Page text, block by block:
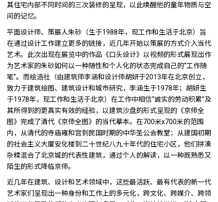
其住宅内部不同时间的三次装修的呈现，以此唤醒他的童年物质与空
间的记忆。
平面设计师、策展人朱砂（生于1988年，现工作和生活于北京）旨
在通过设计工作建立更多的链接，近几年开始以策展的方式介入当代
艺术。此次出现在展览中的作品《口头设计》以视频的形式展现出作
为艺术家的朱砂如何以一种随性和个人化的状态完成自己的“工作随
笔”。而绘造社（由建筑师李涵和设计师胡妍于2013年在北京创立，
致力于建筑绘图、建筑设计和城市研究，李涵生于1978年；胡妍生
于1978年，现工作和生活于北京）在工作中相信“诚实的劳动积累”及
其所得到的更真实有效的经验，以建筑沙盘的形式呈现的《京师全
图》完成了清代《京师全图》的当代摹本。在700米x700米的范围
内，从清代的寺庙雍和宫到民国时期的中华圣公会教堂；从建国初期
的社会主义大厦安化楼到二十世纪八九十年代的住宅小区，他们拼凑
杂糅混合了北京城的代表性建筑，通过个人的解读，以一种既熟悉又
陌生的形式降临京师。
近几年在建筑、设计和艺术领域中，这些最活跃、最有代表的新一代
艺术家们呈现出一种身份和工作上的多元化，跨文化、跨媒介、跨领